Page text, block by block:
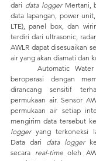
dari data logger Mertani,
data lapangan, power
LTE), panel box, dan
terdiri dari ultrasonic,
AWLR dapat disesuaikan
air yang akan diamati dan
beroperasi dengan
dirancang sensitif
permukaan air. Sensor
permukaan air setiap
mengirim data tersebut
logger yang terkoneksi
Data dari data logger
secara real-time oleh